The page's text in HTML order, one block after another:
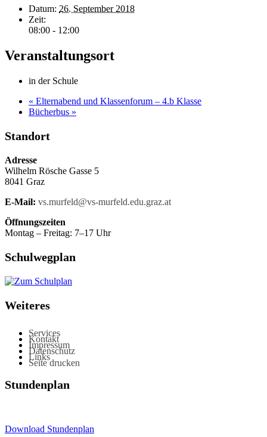
Datum: 26. September 2018
Zeit:
08:00 - 12:00
Veranstaltungsort
in der Schule
« Elternabend und Klassenforum – 4.b Klasse
Bücherbus »
Standort
Adresse
Wilhelm Rösche Gasse 5
8041 Graz
E-Mail: vs.murfeld@vs-murfeld.edu.graz.at
Öffnungszeiten
Montag – Freitag: 7–17 Uhr
Schulwegplan
Weiteres
Services
Kontakt
Impressum
Datenschutz
Links
Seite drucken
Stundenplan
Download Stundenplan